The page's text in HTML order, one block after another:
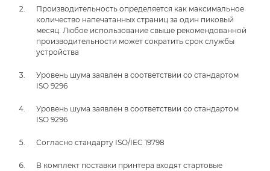
Производительность определяется как максимальное
количество напечатанных страниц за один пиковый
месяц. Любое использование свыше рекомендованной
производительности может сократить срок службы
устройства
Уровень шума заявлен в соответствии со стандартом
ISO 9296
Уровень шума заявлен в соответствии со стандартом
ISO 9296
Согласно стандарту ISO/IEC 19798
В комплект поставки принтера входят стартовые